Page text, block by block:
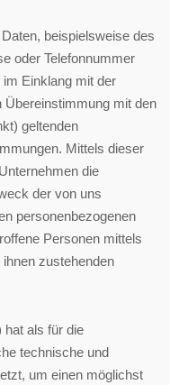
beispielsweise des
oder Telefonnummer
Einklang mit der
Übereinstimmung mit den
geltenden
Mittels dieser
die
der von uns
personenbezogenen
Personen mittels
zustehenden
hat als für die
technische und
um einen möglichst